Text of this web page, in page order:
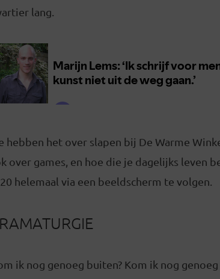
lang.
hebben het over slapen bij De Warme
over games, en hoe die je dagelijks leven
helemaal via een beeldscherm te volgen.
ik nog genoeg buiten? Kom ik nog